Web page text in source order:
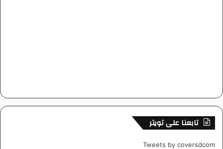
تابعنا على تويتر
Tweets by coversdcom